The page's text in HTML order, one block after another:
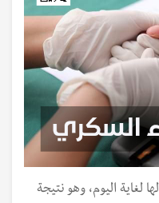
لغاية اليوم، وهو نتيجة